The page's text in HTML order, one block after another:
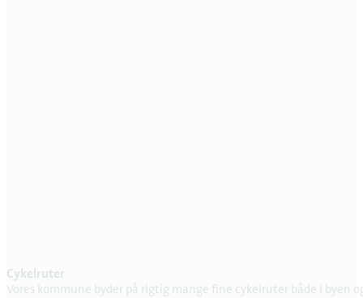
Cykelruter
Vores kommune byder på rigtig mange fine cykelruter både i byen